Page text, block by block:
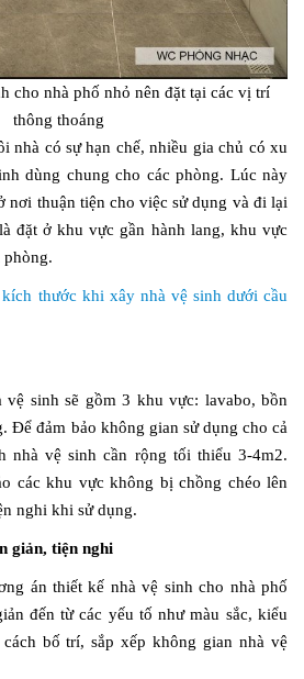
cho nhà phố nhỏ nên đặt tại các vị trí
thông thoáng
nhà có sự hạn chế, nhiều gia chủ có xu
dùng chung cho các phòng. Lúc này
nơi thuận tiện cho việc sử dụng và đi lại
đặt ở khu vực gần hành lang, khu vực
phòng.
thước khi xây nhà vệ sinh dưới cầu
vệ sinh sẽ gồm 3 khu vực: lavabo, bồn
Để đảm bảo không gian sử dụng cho cả
nhà vệ sinh cần rộng tối thiểu 3-4m2.
các khu vực không bị chồng chéo lên
nghi khi sử dụng.
giản, tiện nghi
án thiết kế nhà vệ sinh cho nhà phố
đến từ các yếu tố như màu sắc, kiểu
bố trí, sắp xếp không gian nhà vệ